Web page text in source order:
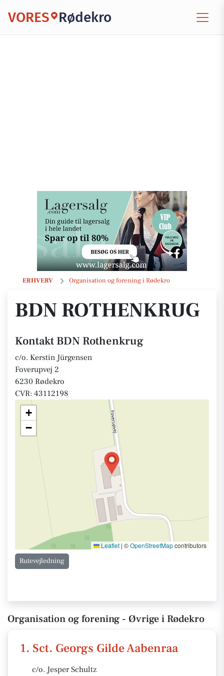
VORES Rødekro
ERHVERV Organisation og forening i Rødekro
BDN Rothenkrug
BDN ROTHENKRUG
Kontakt BDN Rothenkrug
c/o. Kerstin Jürgensen
Foverupvej 2
6230 Rødekro
CVR: 43112198
+
−
Leaflet | ©OpenStreetMapcontributors
Rutevejledning
Organisation og forening - Øvrige i Rødekro
1. Sct. Georgs Gilde Aabenraa
c/o. Jesper Schultz